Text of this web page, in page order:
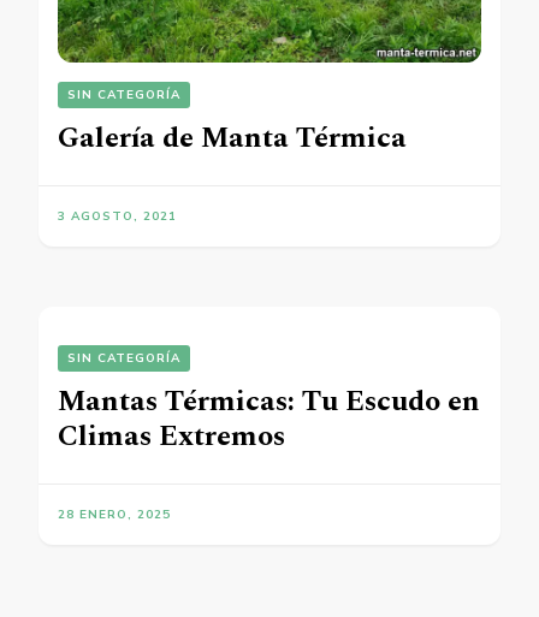
SIN CATEGORÍA
Galería de Manta Térmica
3 AGOSTO, 2021
SIN CATEGORÍA
Mantas Térmicas: Tu Escudo en
Climas Extremos
28 ENERO, 2025